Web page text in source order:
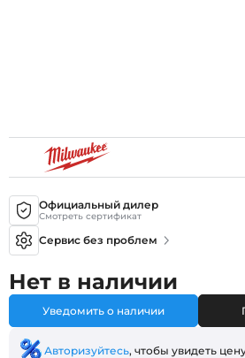
Официальный дилер
Смотреть сертификат
Сервис без проблем
Нет в наличии
Уведомить о наличии
Авторизуйтесь, чтобы увидеть